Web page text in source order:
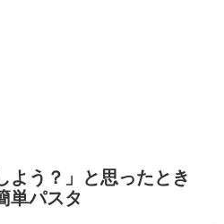
よう？」と思ったとき
単パスタ